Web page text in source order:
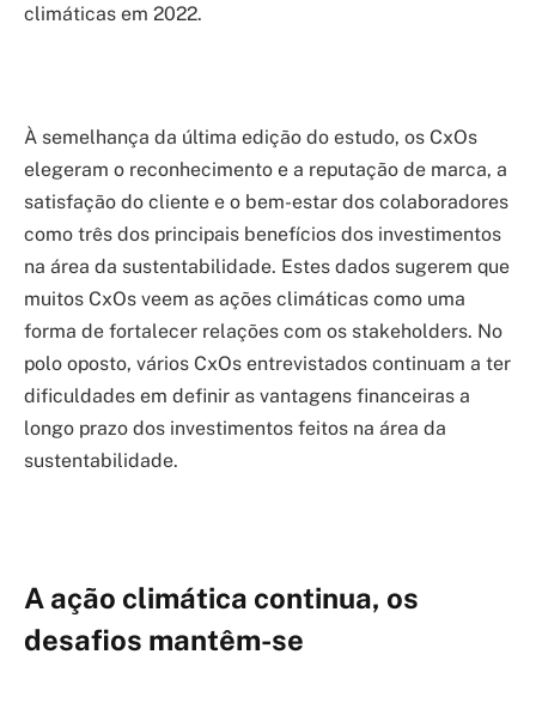
climáticas em 2022.
À semelhança da última edição do estudo, os CxOs
elegeram o reconhecimento e a reputação de marca, a
satisfação do cliente e o bem-estar dos colaboradores
como três dos principais benefícios dos investimentos
na área da sustentabilidade. Estes dados sugerem que
muitos CxOs veem as ações climáticas como uma
forma de fortalecer relações com os stakeholders. No
polo oposto, vários CxOs entrevistados continuam a ter
dificuldades em definir as vantagens financeiras a
longo prazo dos investimentos feitos na área da
sustentabilidade.
A ação climática continua, os
desafios mantêm-se